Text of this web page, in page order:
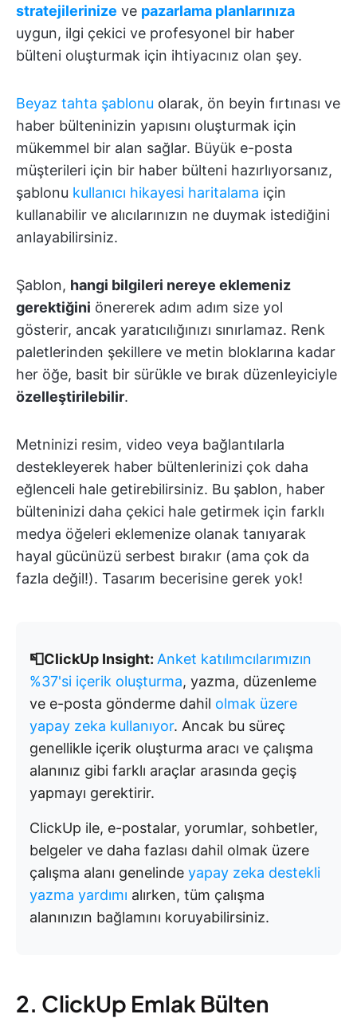
stratejilerinize ve pazarlama planlarınıza
uygun, ilgi çekici ve profesyonel bir haber
bülteni oluşturmak için ihtiyacınız olan şey.
Beyaz tahta şablonu olarak, ön beyin fırtınası ve
haber bülteninizin yapısını oluşturmak için
mükemmel bir alan sağlar. Büyük e-posta
müşterileri için bir haber bülteni hazırlıyorsanız,
şablonu kullanıcı hikayesi haritalama için
kullanabilir ve alıcılarınızın ne duymak istediğini
anlayabilirsiniz.
Şablon, hangi bilgileri nereye eklemeniz
gerektiğini önererek adım adım size yol
gösterir, ancak yaratıcılığınızı sınırlamaz. Renk
paletlerinden şekillere ve metin bloklarına kadar
her öğe, basit bir sürükle ve bırak düzenleyiciyle
özelleştirilebilir.
Metninizi resim, video veya bağlantılarla
destekleyerek haber bültenlerinizi çok daha
eğlenceli hale getirebilirsiniz. Bu şablon, haber
bülteninizi daha çekici hale getirmek için farklı
medya öğeleri eklemenize olanak tanıyarak
hayal gücünüzü serbest bırakır (ama çok da
fazla değil!). Tasarım becerisine gerek yok!
📮ClickUp Insight: Anket katılımcılarımızın
%37'si içerik oluşturma, yazma, düzenleme
ve e-posta gönderme dahil olmak üzere
yapay zeka kullanıyor. Ancak bu süreç
genellikle içerik oluşturma aracı ve çalışma
alanınız gibi farklı araçlar arasında geçiş
yapmayı gerektirir.
ClickUp ile, e-postalar, yorumlar, sohbetler,
belgeler ve daha fazlası dahil olmak üzere
çalışma alanı genelinde yapay zeka destekli
yazma yardımı alırken, tüm çalışma
alanınızın bağlamını koruyabilirsiniz.
2. ClickUp Emlak Bülten